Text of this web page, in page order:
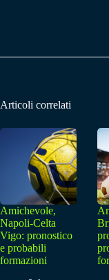
Articoli correlati
Amichevole,
Napoli-Celta
Vigo: pronostico
e probabili
formazioni